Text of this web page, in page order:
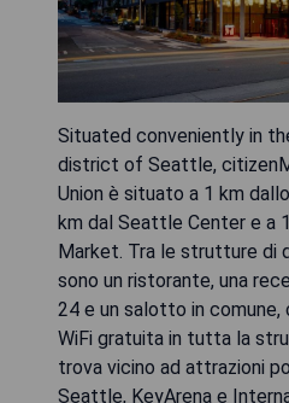
Situated conveniently in
district of Seattle,
Union è situato a 1 km
km dal Seattle Center e a
Market. Tra le strutture di
sono un ristorante, una
24 e un salotto in comune,
WiFi gratuita in tutta la
trova vicino ad attrazioni
Seattle, KeyArena e